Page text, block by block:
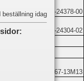
med Yamaha 688-24378-00
med Yamaha 6G1-24304-02
med Yamaha 90467-13M13
beställning idag